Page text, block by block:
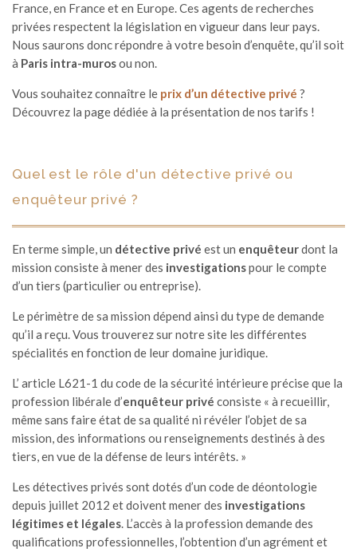
France, en France et en Europe. Ces agents de recherches
privées respectent la législation en vigueur dans leur pays.
Nous saurons donc répondre à votre besoin d’enquête, qu’il soit
à Paris intra-murosou non.
Vous souhaitez connaître le prix d’un détective privé ?
Découvrez la page dédiée à la présentation de nos tarifs !
Quel est le rôle d'un détective privé ou
enquêteur privé ?
En terme simple, un détective privé est un enquêteurdont la
mission consiste à mener des investigationspour le compte
d’un tiers (particulier ou entreprise).
Le périmètre de sa mission dépend ainsi du type de demande
qu’il a reçu. Vous trouverez sur notre site les différentes
spécialités en fonction de leur domaine juridique.
L’ article L621-1 du code de la sécurité intérieure précise que la
profession libérale d’enquêteur privé consiste « à recueillir,
même sans faire état de sa qualité ni révéler l’objet de sa
mission, des informations ou renseignements destinés à des
tiers, en vue de la défense de leurs intérêts. »
Les détectives privés sont dotés d’un code de déontologie
depuis juillet 2012 et doivent mener des investigations
légitimes et légales. L’accès à la profession demande des
qualifications professionnelles, l’obtention d’un agrément et